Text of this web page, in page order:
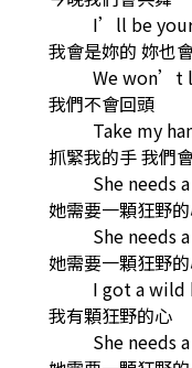
I’ll be
我會是妳的 妳也
We won’t
我們不會回頭
Take my
抓緊我的手 我們
She needs
她需要一顆狂野
She needs
她需要一顆狂野
I got a wild
我有顆狂野的心
She needs